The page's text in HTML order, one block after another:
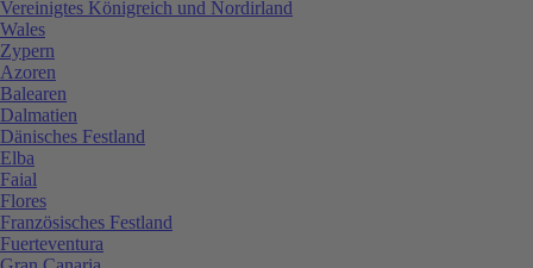
Vereinigtes Königreich und Nordirland
Wales
Zypern
Azoren
Balearen
Dalmatien
Dänisches Festland
Elba
Faial
Flores
Französisches Festland
Fuerteventura